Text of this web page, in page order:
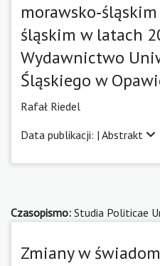
śląskim w latach
Wydawnictwo
Śląskiego w
Rafał Riedel
Data publikacji: | Abstrakt
Czasopismo: Studia Politicae
Zmiany w